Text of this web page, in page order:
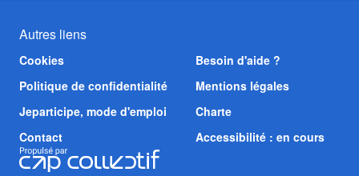
Autres liens
Cookies
Besoin d'aide ?
Politique de confidentialité
Mentions légales
Jeparticipe, mode d'emploi
Charte
Contact
Accessibilité : en cours